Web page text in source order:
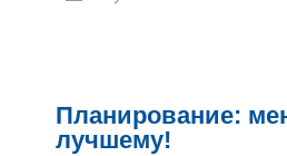
Планирование:
лучшему!